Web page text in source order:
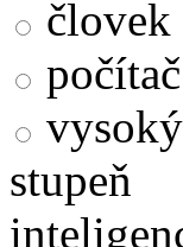
človek
počítač
vysoký
stupeň